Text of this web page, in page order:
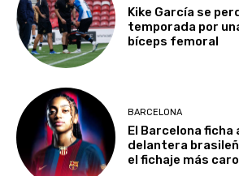
Kike García se
temporada por
bíceps femoral
BARCELONA
El Barcelona ficha
delantera
el fichaje más